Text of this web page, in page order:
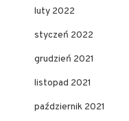
luty 2022
styczeń 2022
grudzień 2021
listopad 2021
październik 2021